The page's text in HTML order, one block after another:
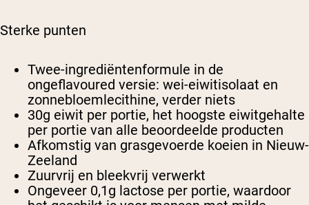
Sterke punten
Twee-ingrediëntenformule in de
ongeflavoured versie: wei-eiwitisolaat en
zonnebloemlecithine, verder niets
30g eiwit per portie, het hoogste eiwitgehalte
per portie van alle beoordeelde producten
Afkomstig van grasgevoerde koeien in Nieuw-
Zeeland
Zuurvrij en bleekvrij verwerkt
Ongeveer 0,1g lactose per portie, waardoor